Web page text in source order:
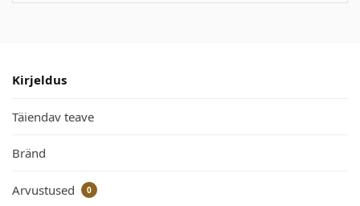
Kirjeldus
Täiendav teave
Bränd
Arvustused 0